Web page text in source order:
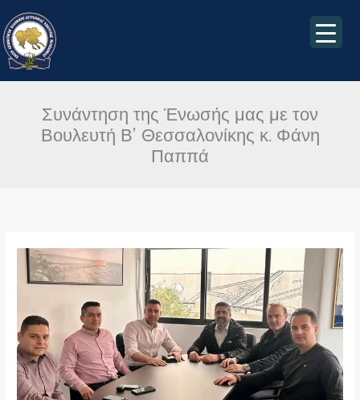
στο
περιεχόμενο
Συνάντηση της Ένωσής μας με τον
Βουλευτή Β’ Θεσσαλονίκης κ. Φάνη
Παππά